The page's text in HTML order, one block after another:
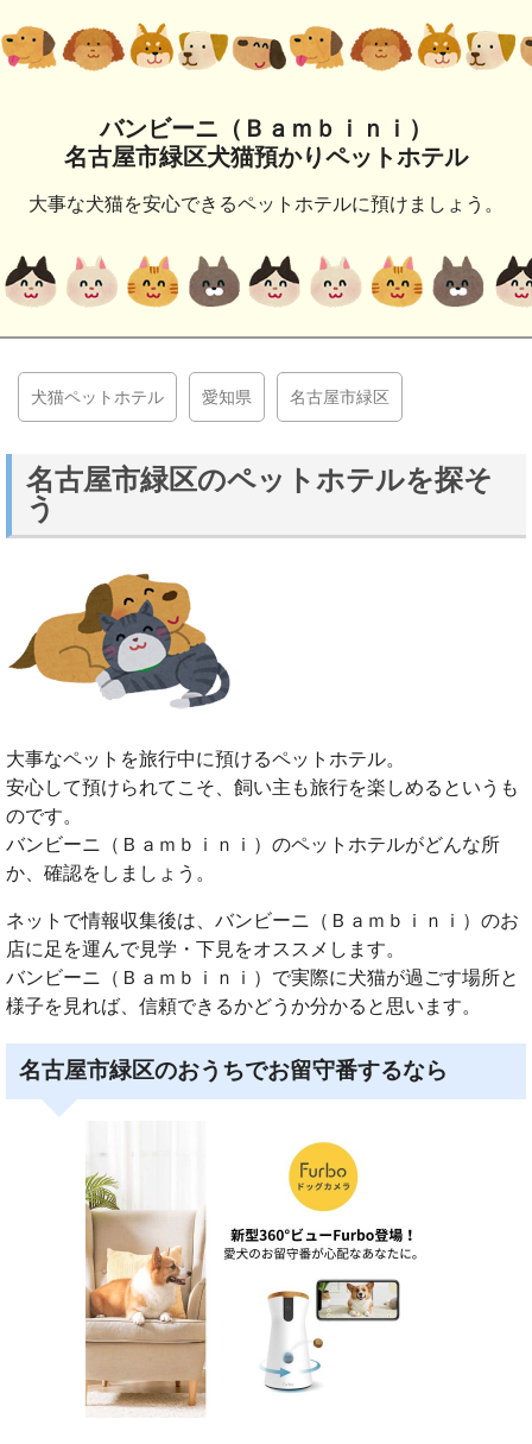
バンビーニ（Ｂａｍｂｉｎｉ）
名古屋市緑区犬猫預かりペットホテル
大事な犬猫を安心できるペットホテルに預けましょう。
犬猫ペットホテル 愛知県 名古屋市緑区
名古屋市緑区のペットホテルを探そ
う
大事なペットを旅行中に預けるペットホテル。
安心して預けられてこそ、飼い主も旅行を楽しめるというも
のです。
バンビーニ（Ｂａｍｂｉｎｉ）のペットホテルがどんな所
か、確認をしましょう。
ネットで情報収集後は、バンビーニ（Ｂａｍｂｉｎｉ）のお
店に足を運んで見学・下見をオススメします。
バンビーニ（Ｂａｍｂｉｎｉ）で実際に犬猫が過ごす場所と
様子を見れば、信頼できるかどうか分かると思います。
名古屋市緑区のおうちでお留守番するなら